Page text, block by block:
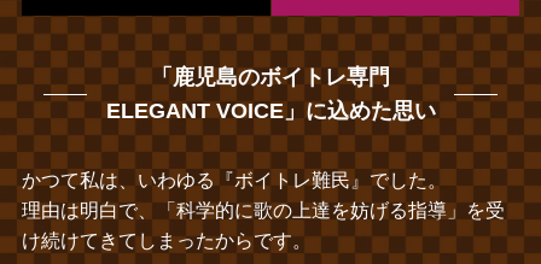
「鹿児島のボイトレ専門
ELEGANT VOICE」に込めた思い
かつて私は、いわゆる『ボイトレ難民』でした。
理由は明白で、「科学的に歌の上達を妨げる指導」を受
け続けてきてしまったからです。